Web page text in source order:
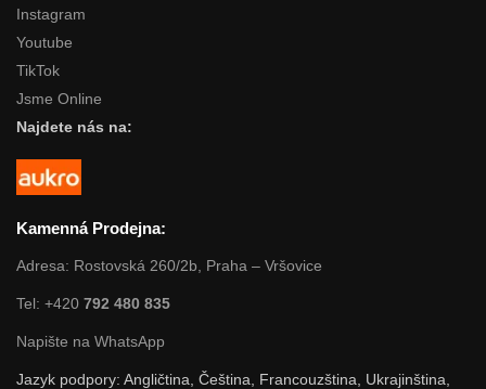
Instagram
Youtube
TikTok
Jsme Online
Najdete nás na:
Kamenná Prodejna:
Adresa: Rostovská 260/2b, Praha – Vršovice
Tel: +420 792 480 835
Napište na WhatsApp
Jazyk podpory: Angličtina, Čeština, Francouzština, Ukrajinština,